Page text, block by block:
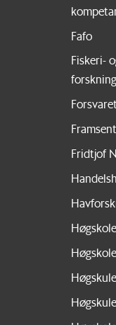
Fafo
Fiskeri-
Fridtjof